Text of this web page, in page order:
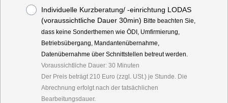
Individuelle Kurzberatung/ -einrichtung LODAS
(voraussichtliche Dauer 30min) Bitte beachten Sie,
dass keine Sonderthemen wie ÖDI, Umfirmierung,
Betriebsübergang, Mandantenübernahme,
Datenübernahme über Schnittstellen betreut werden.
Voraussichtliche Dauer: 30 Minuten
Der Preis beträgt 210 Euro (zzgl. USt.) je Stunde. Die
Abrechnung erfolgt nach der tatsächlichen
Bearbeitungsdauer.